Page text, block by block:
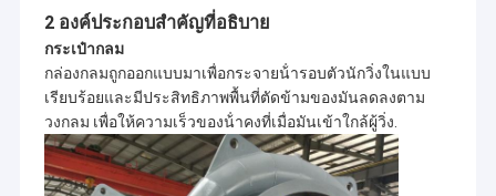
2 องค์ประกอบสําคัญที่อธิบาย
กระเป๋ากลม
กล่องกลมถูกออกแบบมาเพื่อกระจายน้ํารอบตัวนักวิ่งในแบบ
เรียบร้อยและมีประสิทธิภาพพื้นที่ตัดข้ามของมันลดลงตาม
วงกลม เพื่อให้ความเร็วของน้ําคงที่เมื่อมันเข้าใกล้ผู้วิ่ง.